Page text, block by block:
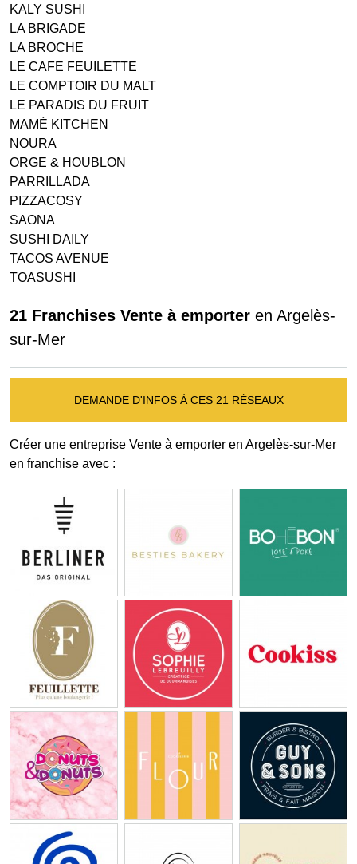
KALY SUSHI
LA BRIGADE
LA BROCHE
LE CAFE FEUILETTE
LE COMPTOIR DU MALT
LE PARADIS DU FRUIT
MAMÉ KITCHEN
NOURA
ORGE & HOUBLON
PARRILLADA
PIZZACOSY
SAONA
SUSHI DAILY
TACOS AVENUE
TOASUSHI
21 Franchises Vente à emporter en Argelès-
sur-Mer
DEMANDE D'INFOS À CES 21 RÉSEAUX
Créer une entreprise Vente à emporter en Argelès-sur-Mer
en franchise avec :